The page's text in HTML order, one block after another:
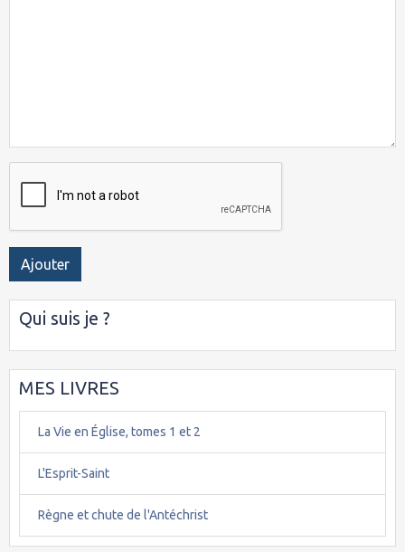
Ajouter
Qui suis je ?
MES LIVRES
La Vie en Église, tomes 1 et 2
L'Esprit-Saint
Règne et chute de l'Antéchrist